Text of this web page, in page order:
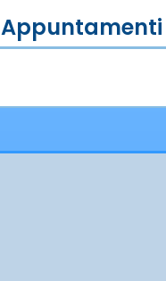
Appuntamenti